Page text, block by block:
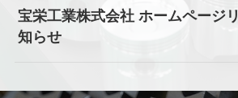
宝栄工業株式会社 ホームページ
知らせ